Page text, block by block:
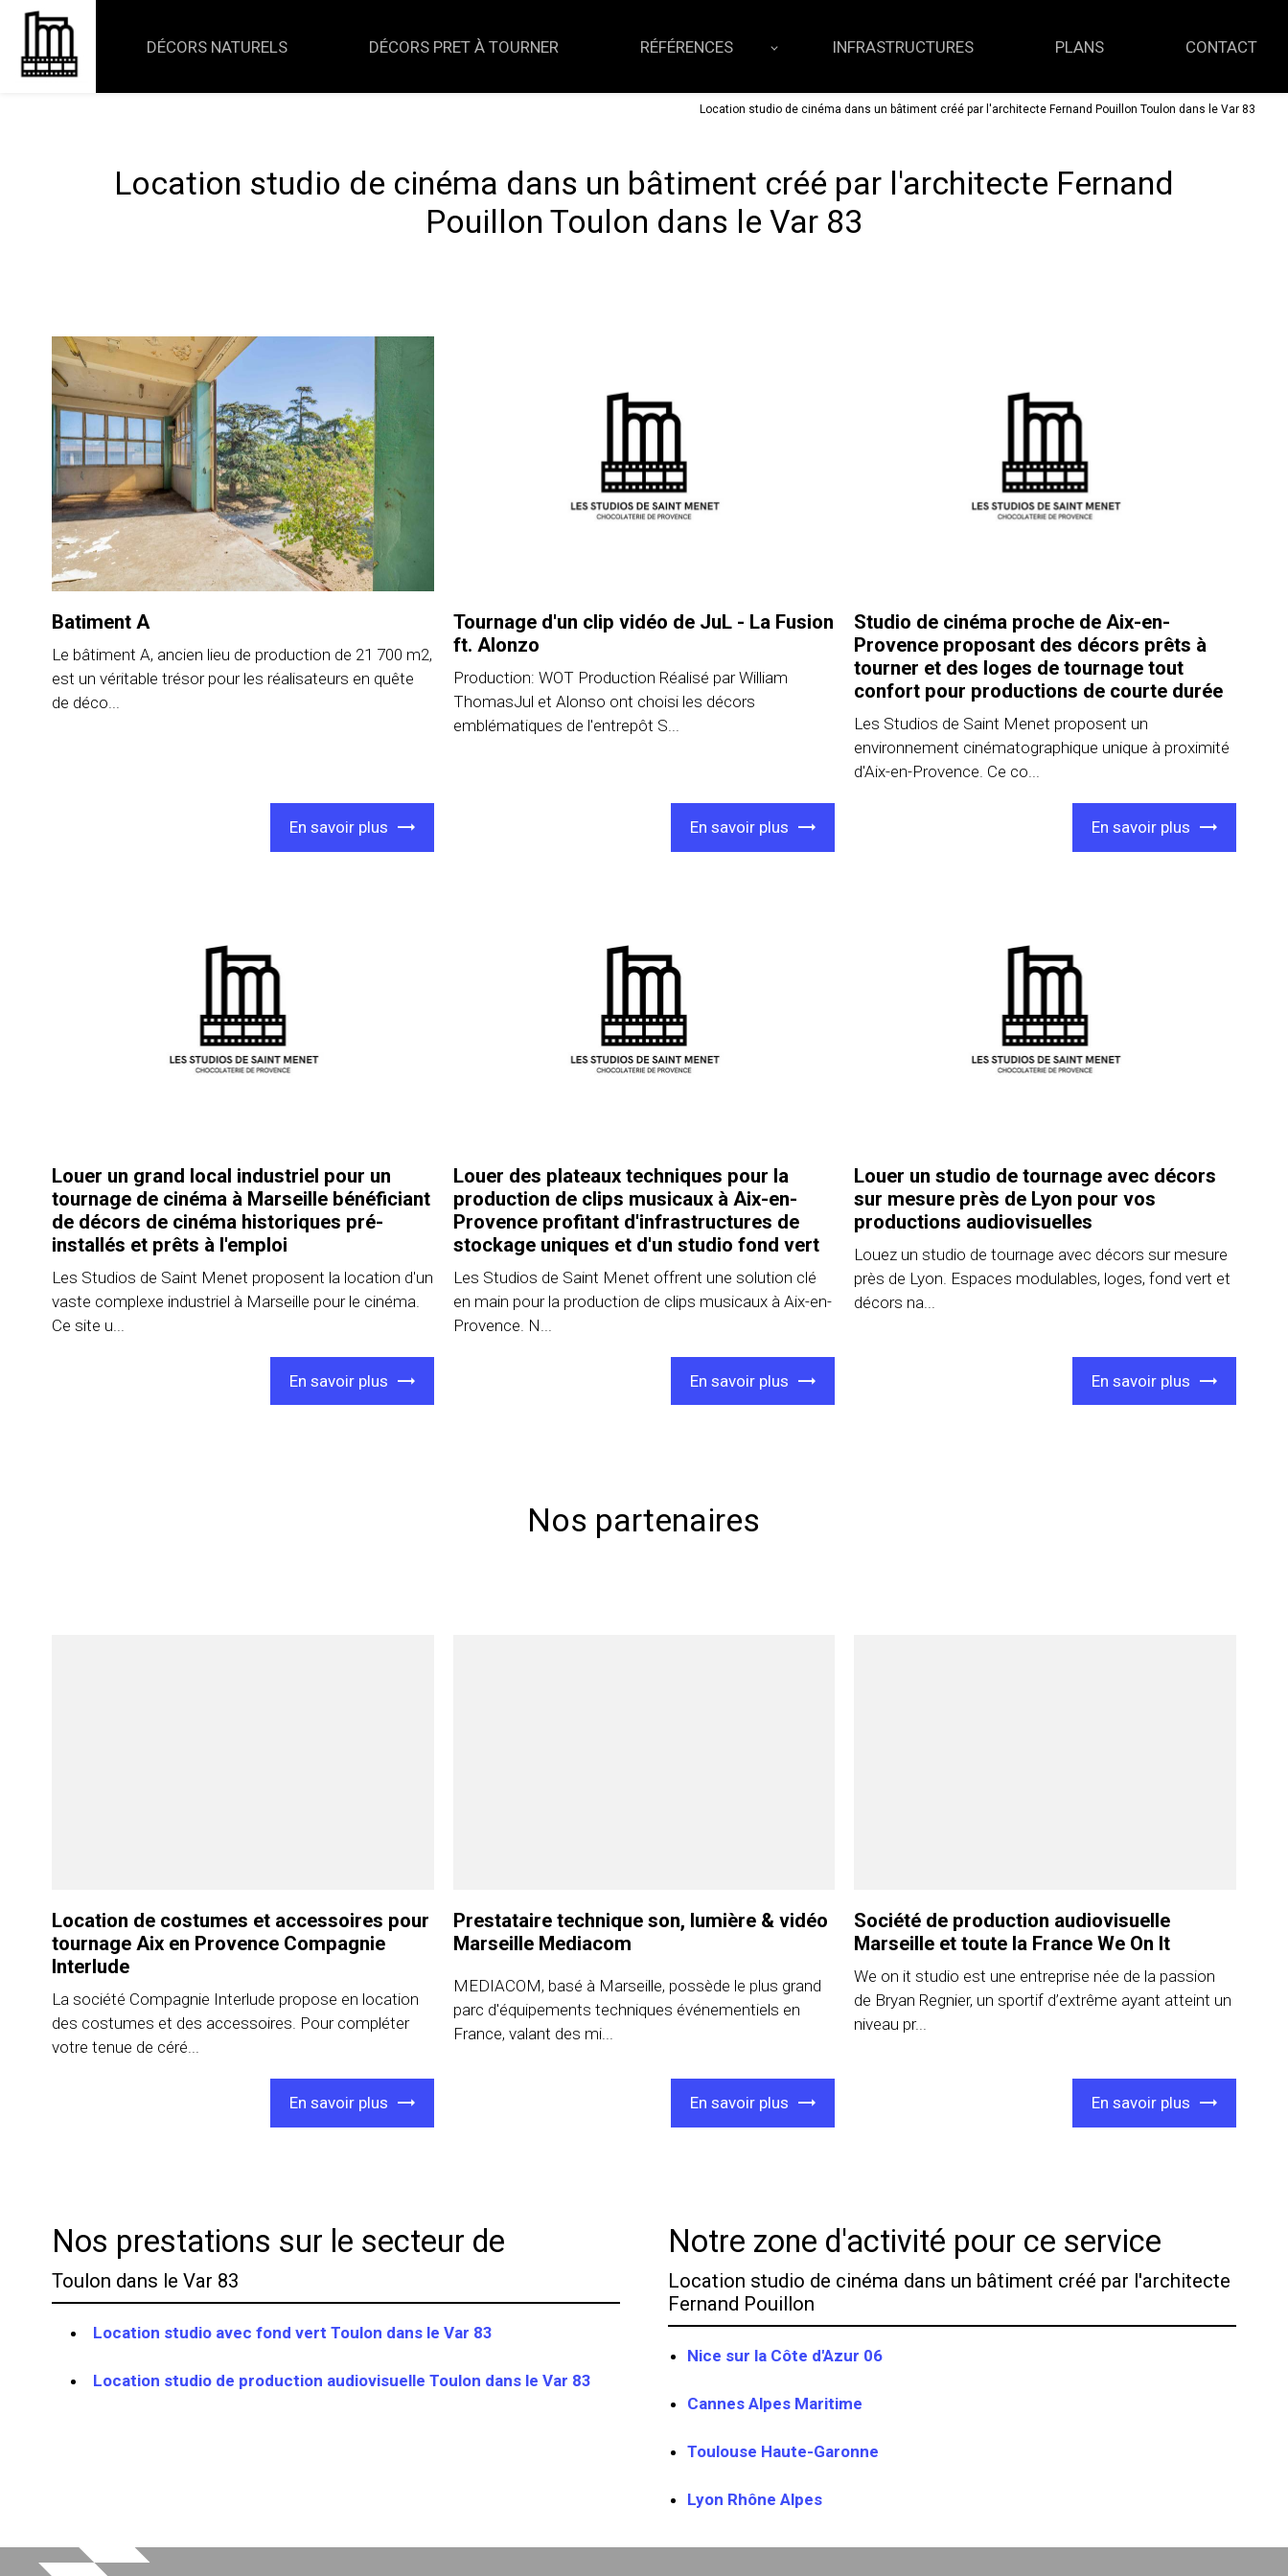
DÉCORS NATURELS DÉCORS PRET À TOURNER RÉFÉRENCES INFRASTRUCTURES PLANS CONTACT
Location studio de cinéma dans un bâtiment créé par l'architecte Fernand Pouillon Toulon dans le Var 83
Location studio de cinéma dans un bâtiment créé par l'architecte Fernand
Pouillon Toulon dans le Var 83
Batiment A
Le bâtiment A, ancien lieu de production de 21 700 m2,
est un véritable trésor pour les réalisateurs en quête
de déco...
En savoir plus
Tournage d'un clip vidéo de JuL - La Fusion
ft. Alonzo
Production: WOT Production Réalisé par William
ThomasJul et Alonso ont choisi les décors
emblématiques de l'entrepôt S...
En savoir plus
Studio de cinéma proche de Aix-en-
Provence proposant des décors prêts à
tourner et des loges de tournage tout
confort pour productions de courte durée
Les Studios de Saint Menet proposent un
environnement cinématographique unique à proximité
d'Aix-en-Provence. Ce co...
En savoir plus
Louer un grand local industriel pour un
tournage de cinéma à Marseille bénéficiant
de décors de cinéma historiques pré-
installés et prêts à l'emploi
Les Studios de Saint Menet proposent la location d'un
vaste complexe industriel à Marseille pour le cinéma.
Ce site u...
En savoir plus
Louer des plateaux techniques pour la
production de clips musicaux à Aix-en-
Provence profitant d'infrastructures de
stockage uniques et d'un studio fond vert
Les Studios de Saint Menet offrent une solution clé
en main pour la production de clips musicaux à Aix-en-
Provence. N...
En savoir plus
Louer un studio de tournage avec décors
sur mesure près de Lyon pour vos
productions audiovisuelles
Louez un studio de tournage avec décors sur mesure
près de Lyon. Espaces modulables, loges, fond vert et
décors na...
En savoir plus
Nos partenaires
Location de costumes et accessoires pour
tournage Aix en Provence Compagnie
Interlude
La société Compagnie Interlude propose en location
des costumes et des accessoires. Pour compléter
votre tenue de céré...
En savoir plus
Prestataire technique son, lumière & vidéo
Marseille Mediacom
MEDIACOM, basé à Marseille, possède le plus grand
parc d'équipements techniques événementiels en
France, valant des mi...
En savoir plus
Société de production audiovisuelle
Marseille et toute la France We On It
We on it studio est une entreprise née de la passion
de Bryan Regnier, un sportif d’extrême ayant atteint un
niveau pr...
En savoir plus
Nos prestations sur le secteur de
Toulon dans le Var 83
Location studio avec fond vert Toulon dans le Var 83
Location studio de production audiovisuelle Toulon dans le Var 83
Notre zone d'activité pour ce service
Location studio de cinéma dans un bâtiment créé par l'architecte
Fernand Pouillon
Nice sur la Côte d'Azur 06
Cannes Alpes Maritime
Toulouse Haute-Garonne
Lyon Rhône Alpes
Panneau de gestion des cookies